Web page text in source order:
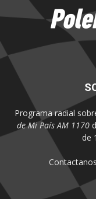
Programa radial
de Mi País AM 1170
de